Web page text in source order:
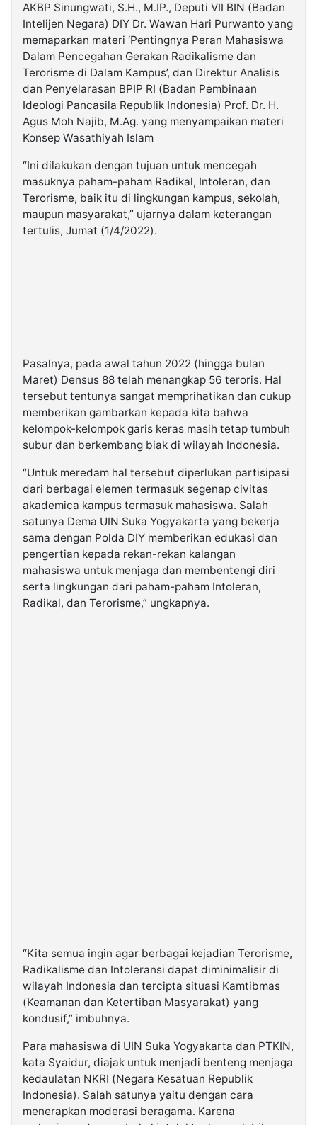
AKBP Sinungwati, S.H., M.IP., Deputi VII BIN (Badan
Intelijen Negara) DIY Dr. Wawan Hari Purwanto yang
memaparkan materi ‘Pentingnya Peran Mahasiswa
Dalam Pencegahan Gerakan Radikalisme dan
Terorisme di Dalam Kampus’, dan Direktur Analisis
dan Penyelarasan BPIP RI (Badan Pembinaan
Ideologi Pancasila Republik Indonesia) Prof. Dr. H.
Agus Moh Najib, M.Ag. yang menyampaikan materi
Konsep Wasathiyah Islam
“Ini dilakukan dengan tujuan untuk mencegah
masuknya paham-paham Radikal, Intoleran, dan
Terorisme, baik itu di lingkungan kampus, sekolah,
maupun masyarakat,” ujarnya dalam keterangan
tertulis, Jumat (1/4/2022).
Pasalnya, pada awal tahun 2022 (hingga bulan
Maret) Densus 88 telah menangkap 56 teroris. Hal
tersebut tentunya sangat memprihatikan dan cukup
memberikan gambarkan kepada kita bahwa
kelompok-kelompok garis keras masih tetap tumbuh
subur dan berkembang biak di wilayah Indonesia.
“Untuk meredam hal tersebut diperlukan partisipasi
dari berbagai elemen termasuk segenap civitas
akademica kampus termasuk mahasiswa. Salah
satunya Dema UIN Suka Yogyakarta yang bekerja
sama dengan Polda DIY memberikan edukasi dan
pengertian kepada rekan-rekan kalangan
mahasiswa untuk menjaga dan membentengi diri
serta lingkungan dari paham-paham Intoleran,
Radikal, dan Terorisme,” ungkapnya.
“Kita semua ingin agar berbagai kejadian Terorisme,
Radikalisme dan Intoleransi dapat diminimalisir di
wilayah Indonesia dan tercipta situasi Kamtibmas
(Keamanan dan Ketertiban Masyarakat) yang
kondusif,” imbuhnya.
Para mahasiswa di UIN Suka Yogyakarta dan PTKIN,
kata Syaidur, diajak untuk menjadi benteng menjaga
kedaulatan NKRI (Negara Kesatuan Republik
Indonesia). Salah satunya yaitu dengan cara
menerapkan moderasi beragama. Karena